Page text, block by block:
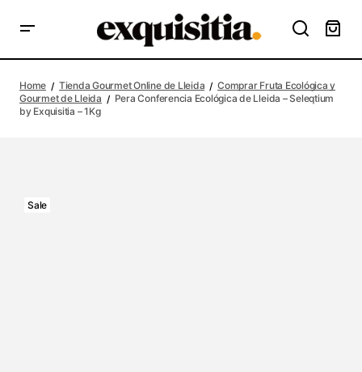
Home Tienda Gourmet Online de Lleida
Comprar Fruta Ecológica y
Gourmet de Lleida
Pera Conferencia Ecológica de Lleida – Seleqtium
by Exquisitia – 1Kg
Sale